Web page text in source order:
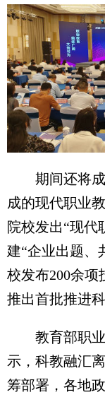
期间还将成
成的现代职业
院校发出“现代
建“企业出题、
校发布200余项
推出首批推进
教育部职业
示，科教融汇
筹部署，各地